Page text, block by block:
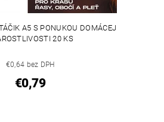
A5 S PONUKOU DOMÁCEJ
20 KS
€0,64 bez DPH
€0,79